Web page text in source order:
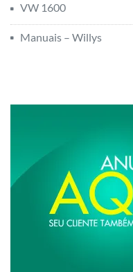
VW 1600
Manuais – Willys